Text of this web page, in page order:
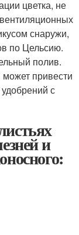
цветка, не
снаружи,
по Цельсию.
полив.
привести
с
и